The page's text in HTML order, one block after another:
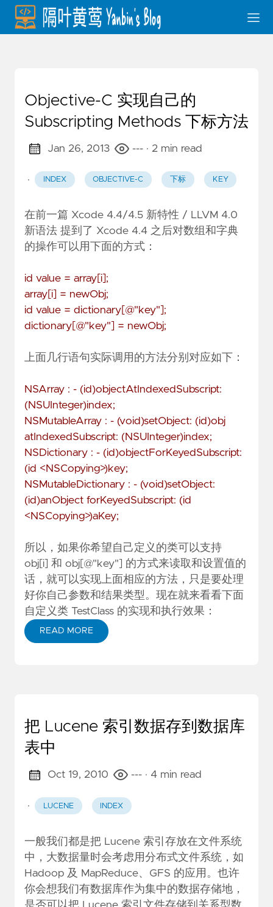
Objective-C 实现自己的
Subscripting Methods 下标方法
Jan 26, 2013 --- · 2 min read
· INDEX OBJECTIVE-C 下标 KEY
在前一篇 Xcode 4.4/4.5 新特性 / LLVM 4.0
新语法 提到了 Xcode 4.4 之后对数组和字典
的操作可以用下面的方式：
id value = array[i];
array[i] = newObj;
id value = dictionary[@"key"];
dictionary[@"key"] = newObj;
上面几行语句实际调用的方法分别对应如下：
NSArray : - (id)objectAtIndexedSubscript:
(NSUInteger)index;
NSMutableArray : - (void)setObject: (id)obj
atIndexedSubscript: (NSUInteger)index;
NSDictionary : - (id)objectForKeyedSubscript:
(id <NSCopying>)key;
NSMutableDictionary : - (void)setObject:
(id)anObject forKeyedSubscript: (id
<NSCopying>)aKey;
所以，如果你希望自己定义的类可以支持
obj[i] 和 obj[@"key"] 的方式来读取和设置值的
话，就可以实现上面相应的方法，只是要处理
好你自己参数和结果类型。现在就来看看下面
自定义类 TestClass 的实现和执行效果：
READ MORE
把 Lucene 索引数据存到数据库
表中
Oct 19, 2010 --- · 4 min read
· LUCENE INDEX
一般我们都是把 Lucene 索引存放在文件系统
中，大数据量时会考虑用分布式文件系统，如
Hadoop 及 MapReduce、GFS 的应用。也许
你会想我们有数据库作为集中的数据存储地，